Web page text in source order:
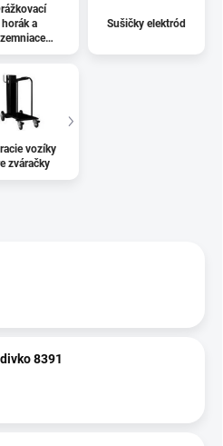
horák a
svorky
Sušičky elektród
vozíky
zváračky
8391